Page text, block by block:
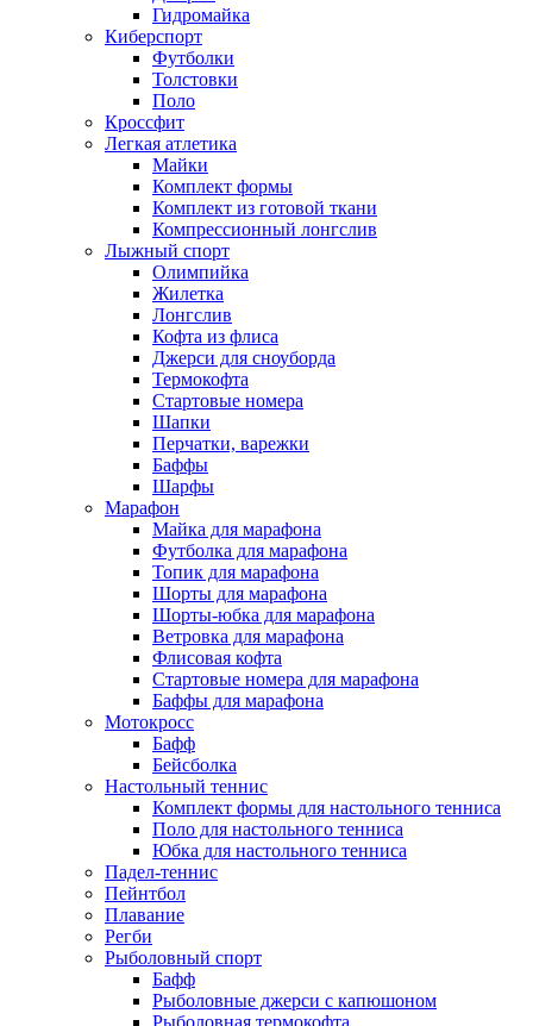
Гидромайка
Киберспорт
Футболки
Толстовки
Поло
Кроссфит
Легкая атлетика
Майки
Комплект формы
Комплект из готовой ткани
Компрессионный лонгслив
Лыжный спорт
Олимпийка
Жилетка
Лонгслив
Кофта из флиса
Джерси для сноуборда
Термокофта
Стартовые номера
Шапки
Перчатки, варежки
Баффы
Шарфы
Марафон
Майка для марафона
Футболка для марафона
Топик для марафона
Шорты для марафона
Шорты-юбка для марафона
Ветровка для марафона
Флисовая кофта
Стартовые номера для марафона
Баффы для марафона
Мотокросс
Бафф
Бейсболка
Настольный теннис
Комплект формы для настольного тенниса
Поло для настольного тенниса
Юбка для настольного тенниса
Падел-теннис
Пейнтбол
Плавание
Регби
Рыболовный спорт
Бафф
Рыболовные джерси с капюшоном
Рыболовная термокофта